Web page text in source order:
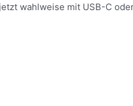
wahlweise mit USB-C